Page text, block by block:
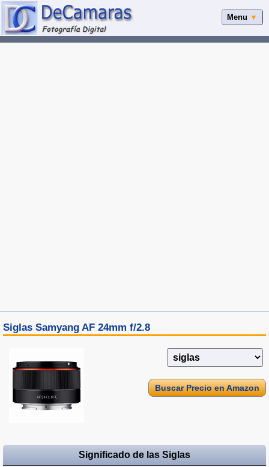
Menu ▼
Siglas Samyang AF 24mm f/2.8
Buscar Precio en Amazon
Significado de las Siglas